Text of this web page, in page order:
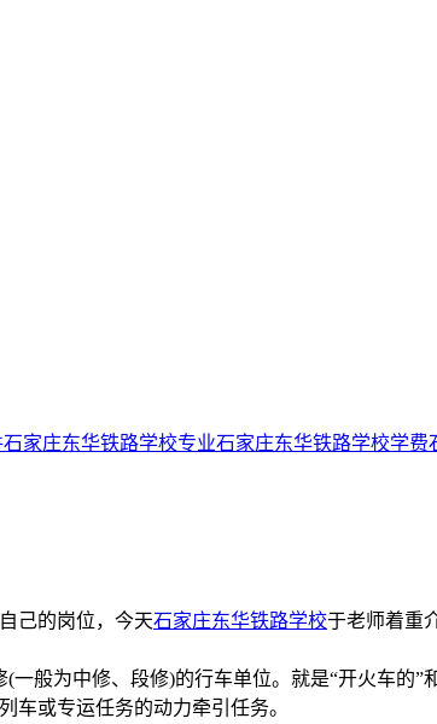
石家庄东华铁路学校专业石家庄东华铁路学校学费
己的岗位，今天石家庄东华铁路学校于老师着重
般为中修、段修)的行车单位。就是“开火车的”
车或专运任务的动力牵引任务。